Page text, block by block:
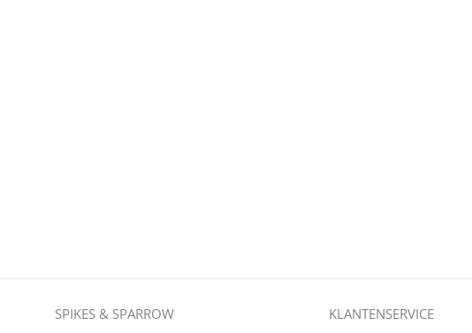
SPIKES & SPARROW KLANTENSERVICE